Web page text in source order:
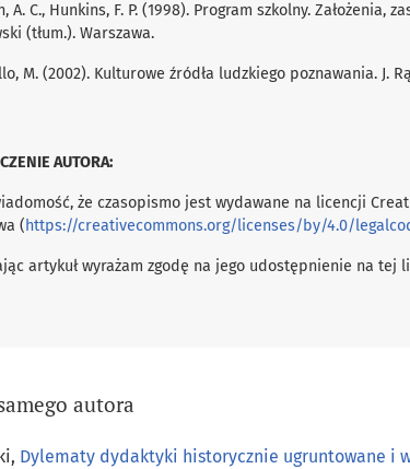
A. C., Hunkins, F. P. (1998). Program szkolny. Założenia,
(tłum.). Warszawa.
M. (2002). Kulturowe źródła ludzkiego poznawania. J.
AUTORA:
że czasopismo jest wydawane na licencji
(https://creativecommons.org/licenses/by/4.0/
artykuł wyrażam zgodę na jego udostępnienie na tej
autora
Dylematy dydaktyki historycznie ugruntowane i